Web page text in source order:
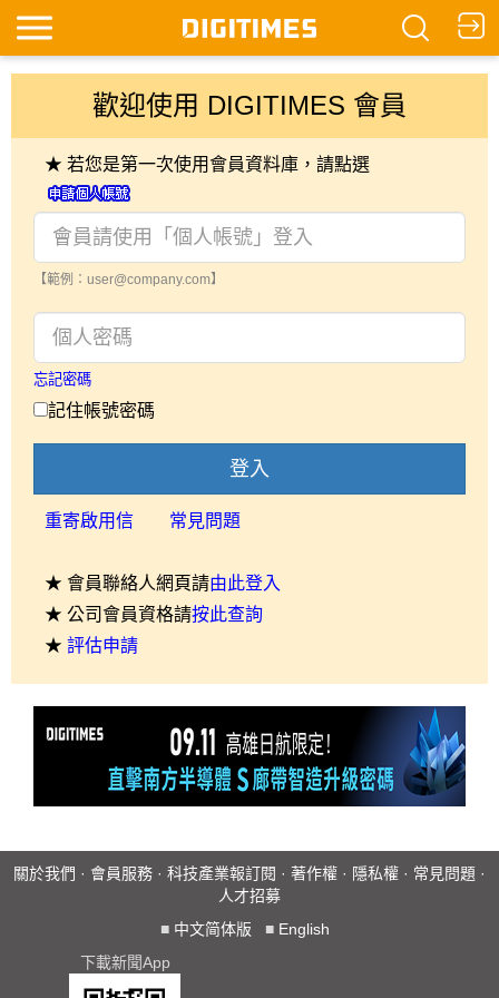
歡迎使用 DIGITIMES 會員
★ 若您是第一次使用會員資料庫，請點選
【範例：user@company.com】
忘記密碼
記住帳號密碼
登入
重寄啟用信 常見問題
★ 會員聯絡人網頁請由此登入
★ 公司會員資格請按此查詢
★ 評估申請
關於我們 · 會員服務 · 科技產業報訂閱 · 著作權 · 隱私權 · 常見問題 ·
人才招募
■ 中文简体版 ■ English
下載新聞App